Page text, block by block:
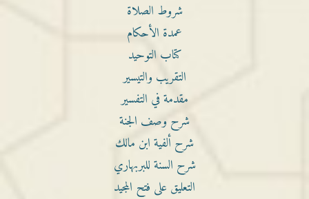
شروط الصلاة
عمدة الأحكام
كتاب التوحيد
التقريب والتيسير
مقدمة في التفسير
شرح وصف الجنة
شرح ألفية ابن مالك
شرح السنة للبربهاري
التعليق على فتح المجيد